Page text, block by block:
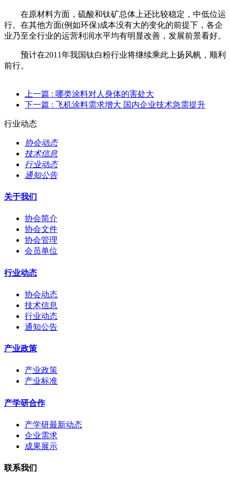
在原材料方面，硫酸和钛矿总体上还比较稳定，中低位运
行。在其他方面(例如环保)成本没有大的变化的前提下，各企
业乃至全行业的运营利润水平均有明显改善，发展前景看好。
预计在2011年我国钛白粉行业将继续乘此上扬风帆，顺利
前行。
上一篇 : 哪类涂料对人身体的害处大
下一篇 : 飞机涂料需求增大 国内企业技术急需提升
行业动态
协会动态
技术信息
行业动态
通知公告
关于我们
协会简介
协会文件
协会管理
会员单位
行业动态
协会动态
技术信息
行业动态
通知公告
产业政策
产业政策
产业标准
产学研合作
产学研最新动态
企业需求
成果展示
联系我们